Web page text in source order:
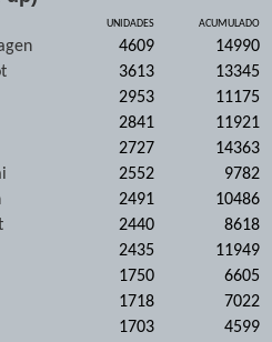
UNIDADES ACUMULADO
4609
14990
3613
13345
2953
11175
2841
11921
2727
14363
2552
9782
2491
10486
2440
8618
2435
11949
1750
6605
1718
7022
1703
4599